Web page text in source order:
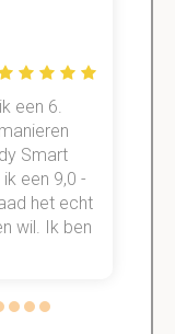
een 6.
Smart
een 9,0 -
het echt
wil. Ik ben